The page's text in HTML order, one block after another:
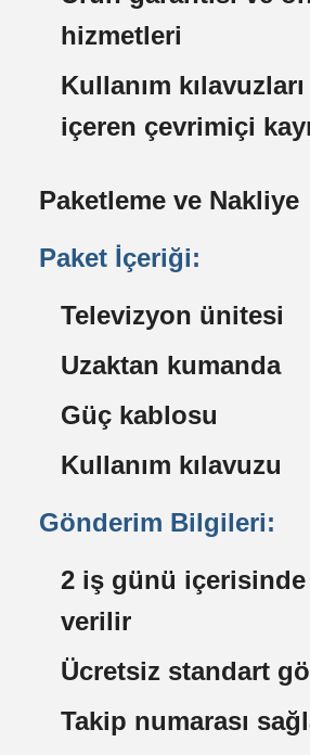
hizmetleri
Kullanım
içeren çevrimiçi
Paketleme ve Nakliye
Paket İçeriği:
Televizyon ünitesi
Uzaktan kumanda
Güç kablosu
Kullanım kılavuzu
Gönderim Bilgileri:
2 iş günü
verilir
Ücretsiz standart
Takip numarası